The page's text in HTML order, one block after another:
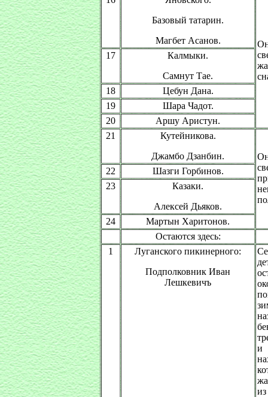
Базовый татарин.
Магбет Асанов.
17
Калмыки.
Самнут Тае.
18
Цебун Дана.
19
Шара Чадот.
20
Аршу Аристун.
21
Кутейникова.
Джамбо Дзанбин.
22
Шазги Горбинов.
23
Казаки.
Алексей Дьяков.
24
Мартын Харитонов.
Остаются здесь:
1
Луганского пикинерного:
Подполковник Иван
Лешкевичъ
и